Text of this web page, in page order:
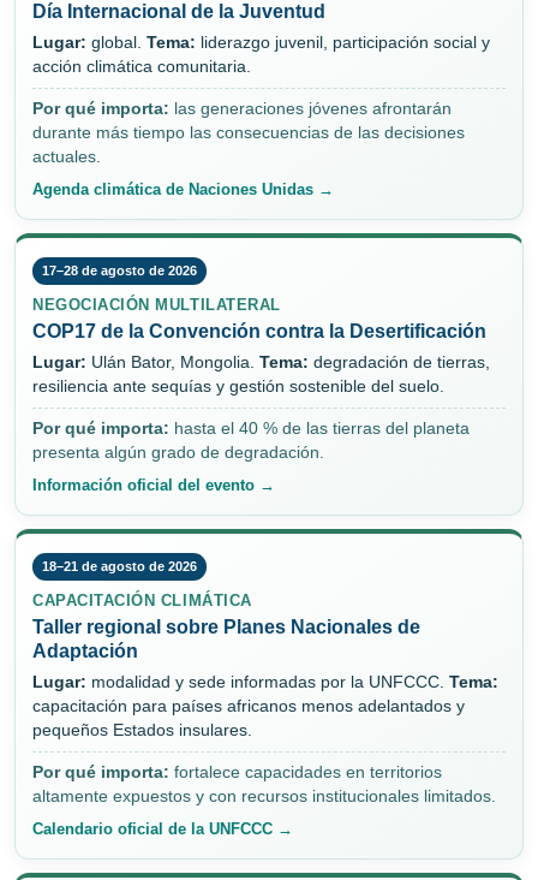
Día Internacional de la Juventud
Lugar: global. Tema: liderazgo juvenil, participación social y
acción climática comunitaria.
Por qué importa: las generaciones jóvenes afrontarán
durante más tiempo las consecuencias de las decisiones
actuales.
Agenda climática de Naciones Unidas →
17–28 de agosto de 2026
NEGOCIACIÓN MULTILATERAL
COP17 de la Convención contra la Desertificación
Lugar: Ulán Bator, Mongolia. Tema: degradación de tierras,
resiliencia ante sequías y gestión sostenible del suelo.
Por qué importa: hasta el 40 % de las tierras del planeta
presenta algún grado de degradación.
Información oficial del evento →
18–21 de agosto de 2026
CAPACITACIÓN CLIMÁTICA
Taller regional sobre Planes Nacionales de
Adaptación
Lugar: modalidad y sede informadas por la UNFCCC. Tema:
capacitación para países africanos menos adelantados y
pequeños Estados insulares.
Por qué importa: fortalece capacidades en territorios
altamente expuestos y con recursos institucionales limitados.
Calendario oficial de la UNFCCC →